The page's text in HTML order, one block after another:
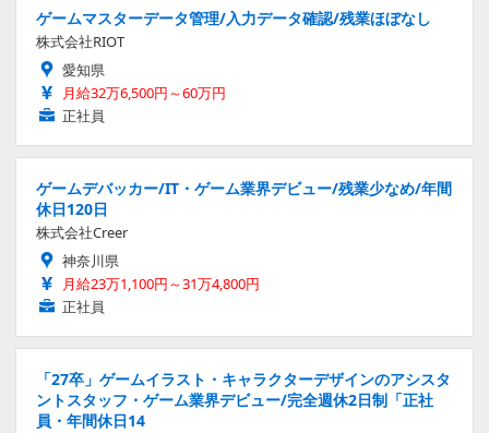
ゲームマスターデータ管理/入力データ確認/残業ほぼなし
株式会社RIOT
愛知県
月給32万6,500円～60万円
正社員
ゲームデバッカー/IT・ゲーム業界デビュー/残業少なめ/年間
休日120日
株式会社Creer
神奈川県
月給23万1,100円～31万4,800円
正社員
「27卒」ゲームイラスト・キャラクターデザインのアシスタ
ントスタッフ・ゲーム業界デビュー/完全週休2日制「正社
員・年間休日14